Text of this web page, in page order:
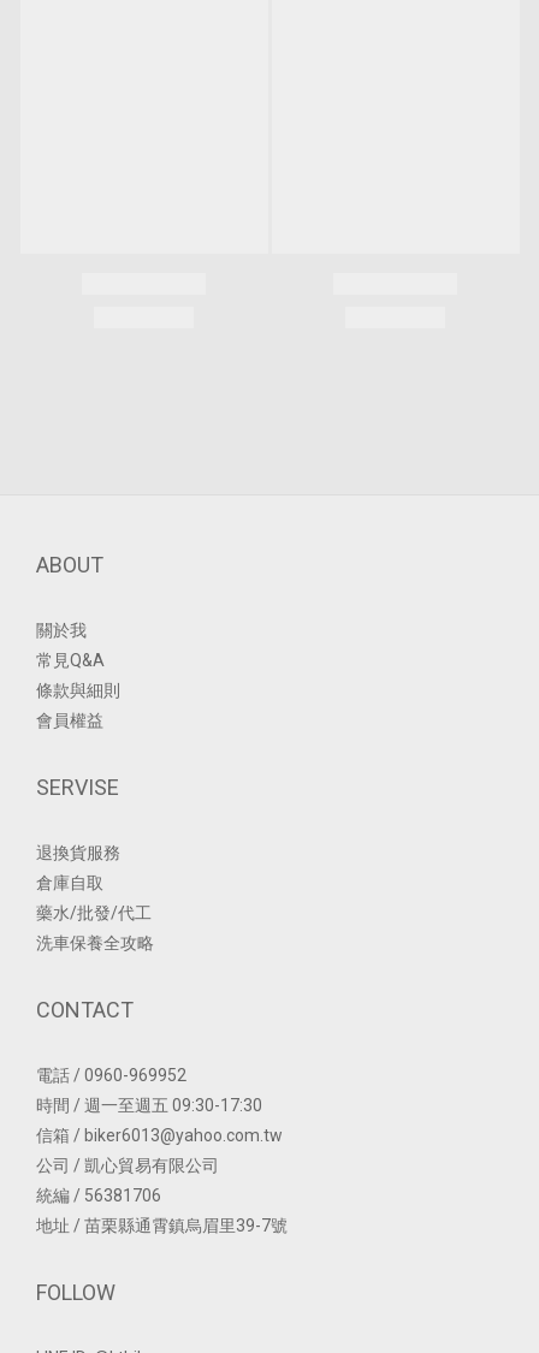
ABOUT
關於我
常見Q&A
條款與細則
會員權益
SERVISE
退換貨服務
倉庫自取
藥水/批發/代工
洗車保養全攻略
CONTACT
電話 / 0960-969952
時間 / 週一至週五 09:30-17:30
信箱 / biker6013@yahoo.com.tw
公司 / 凱心貿易有限公司
統編 / 56381706
地址 / 苗栗縣通霄鎮烏眉里39-7號
FOLLOW